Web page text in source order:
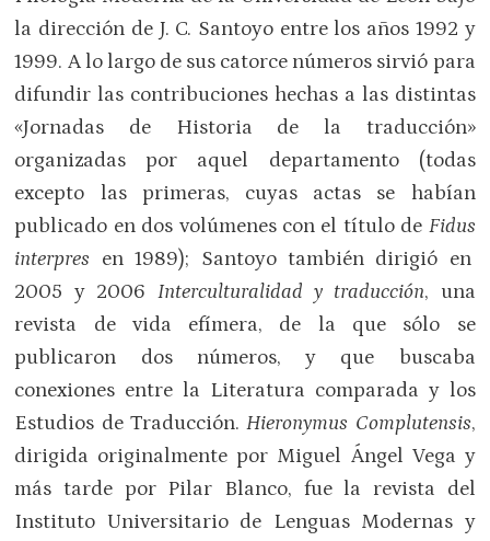
la dirección de J. C. Santoyo entre los años 1992 y
1999. A lo largo de sus catorce números sirvió para
difundir las contribuciones hechas a las distintas
«Jornadas de Historia de la traducción»
organizadas por aquel departamento (todas
excepto las primeras, cuyas actas se habían
publicado en dos volúmenes con el título de Fidus
interpres en 1989); Santoyo también dirigió en
2005 y 2006 Interculturalidad y traducción, una
revista de vida efímera, de la que sólo se
publicaron dos números, y que buscaba
conexiones entre la Literatura comparada y los
Estudios de Traducción.Hieronymus Complutensis,
dirigida originalmente por Miguel Ángel Vega y
más tarde por Pilar Blanco, fue la revista del
Instituto Universitario de Lenguas Modernas y